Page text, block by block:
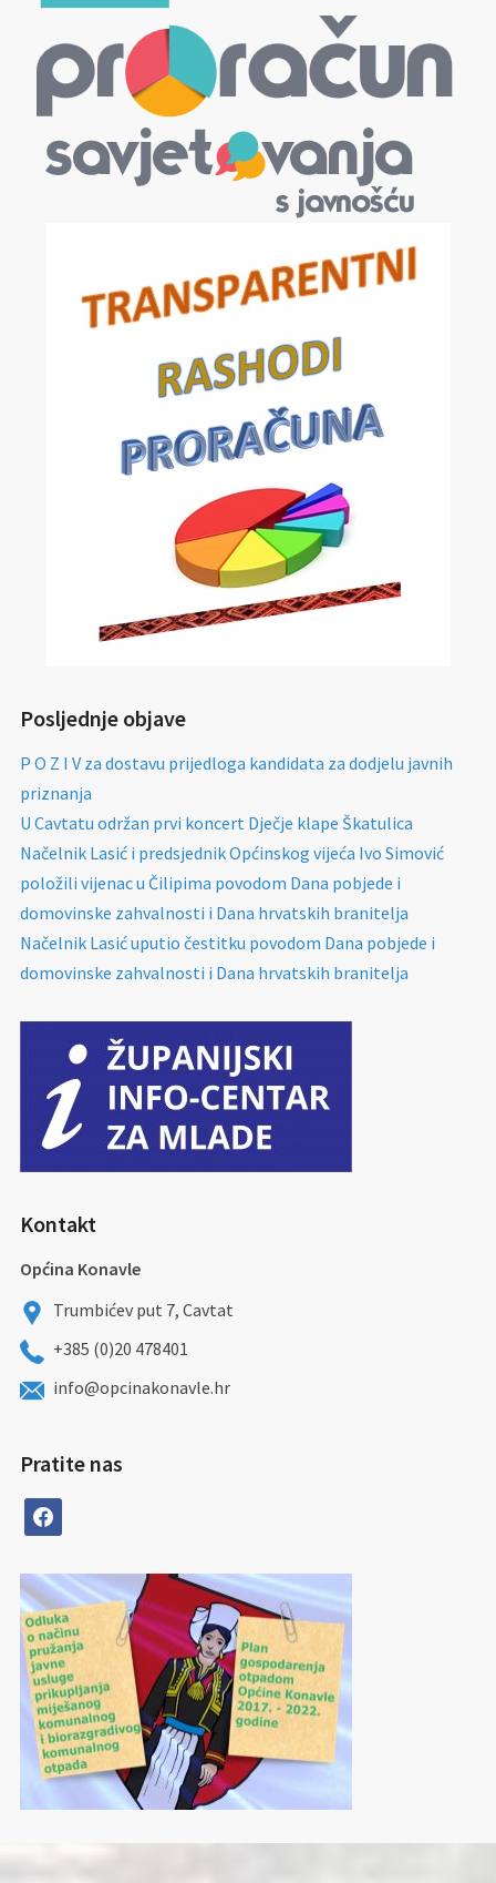
Posljednje objave
P O Z I V za dostavu prijedloga kandidata za dodjelu javnih
priznanja
U Cavtatu održan prvi koncert Dječje klape Škatulica
Načelnik Lasić i predsjednik Općinskog vijeća Ivo Simović
položili vijenac u Čilipima povodom Dana pobjede i
domovinske zahvalnosti i Dana hrvatskih branitelja
Načelnik Lasić uputio čestitku povodom Dana pobjede i
domovinske zahvalnosti i Dana hrvatskih branitelja
Kontakt
Općina Konavle
Trumbićev put 7, Cavtat
+385 (0)20 478401
info@opcinakonavle.hr
Pratite nas
facebook